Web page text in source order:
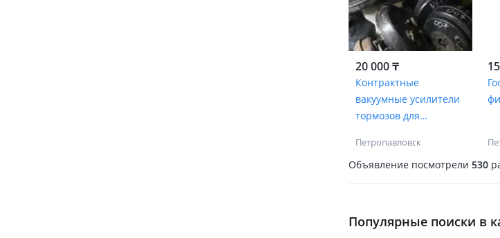
20 000 ₸
Контрактные
вакуумные усилители
тормозов для
автомобилей
Петропавловск
Объявление посмотрели 530
Популярные поиски в